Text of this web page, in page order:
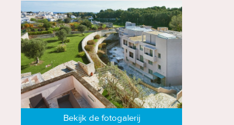
Bekijk de fotogalerij